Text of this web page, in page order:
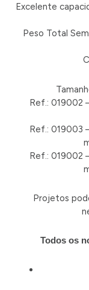
Excelente
Peso Total
Ref.: 019002
Ref.: 019003
Ref.: 019002
Projetos
Todos os